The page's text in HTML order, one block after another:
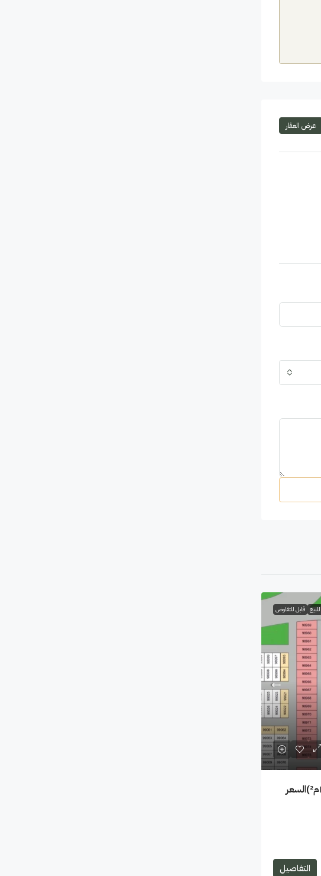
عرض العقار
للبيع قابل للتفاوض
أرض للبيع في كربلاء-مجمع القمر السكني(١٢٦م²)السعر
التفاصيل